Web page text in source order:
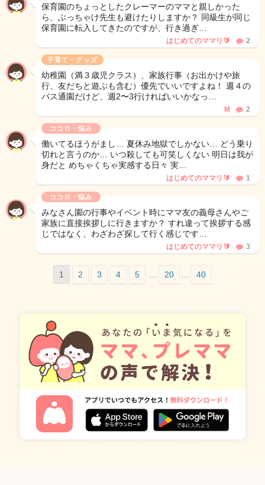
保育園のちょっとしたクレーマーのママと親しかった
ら、ぶっちゃけ先生も避けたりしますか？ 同級生が同じ
保育園に転入してきたのですが、行き過ぎ…
はじめてのママリ🔰 2
子育て・グッズ
幼稚園（満３歳児クラス）、家族行事（お出かけや旅
行、友だちと遊ぶも含む）優先でいいですよね！ 週４の
バス通園だけど、週2〜3行ければいいかなっ…
M 2
ココロ・悩み
働いてるほうがまし… 夏休み地獄でしかない… どう乗り
切れと言うのか… いつ殺しても可笑しくない 明日は我が
身だと めちゃくちゃ実感する日々 実…
はじめてのママリ🔰 1
ココロ・悩み
みなさん園の行事やイベント時にママ友の義母さんやご
家族に直接挨拶しに行きますか？ すれ違って挨拶する感
じではなく、わざわざ探して行く感じです…
はじめてのママリ🔰 3
1 2 3 4 5 20 40